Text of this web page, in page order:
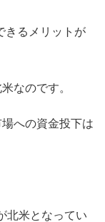
きるメリットが
なのです。
への資金投下は
北米となってい